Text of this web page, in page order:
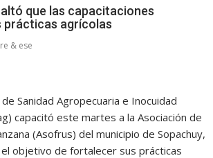
que las capacitaciones
prácticas agrícolas
& ese
Sanidad Agropecuaria e Inocuidad
capacitó este martes a la Asociación de
(Asofrus) del municipio de Sopachuy,
el objetivo de fortalecer sus prácticas